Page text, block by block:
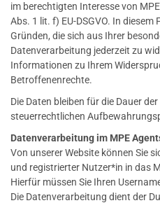
im berechtigten Interesse von
Abs. 1 lit. f) EU-DSGVO. In diesem
Gründen, die sich aus Ihrer
Datenverarbeitung jederzeit zu
Informationen zu Ihrem
Betroffenenrechte.
Die Daten bleiben für die Dauer
steuerrechtlichen
Datenverarbeitung im MPE
Von unserer Website können Sie
und registrierter Nutzer*in in das
Hierfür müssen Sie Ihren
Die Datenverarbeitung dient der